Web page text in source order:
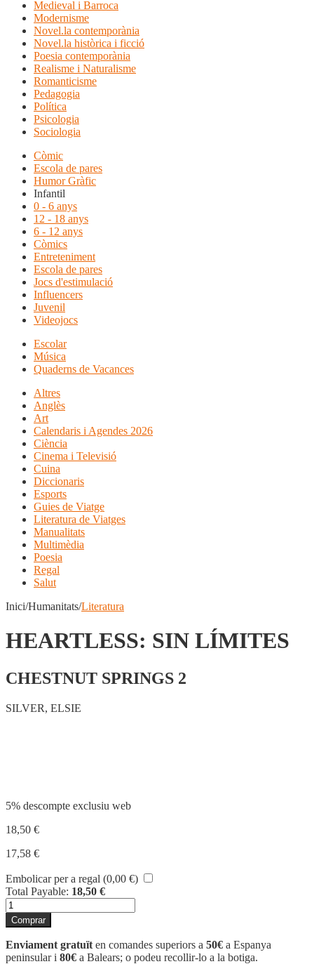
Medieval i Barroca
Modernisme
Novel.la contemporània
Novel.la històrica i ficció
Poesia contemporània
Realisme i Naturalisme
Romanticisme
Pedagogia
Política
Psicologia
Sociologia
Còmic
Escola de pares
Humor Gràfic
Infantil
0 - 6 anys
12 - 18 anys
6 - 12 anys
Còmics
Entreteniment
Escola de pares
Jocs d'estimulació
Influencers
Juvenil
Videojocs
Escolar
Música
Quaderns de Vacances
Altres
Anglès
Art
Calendaris i Agendes 2026
Ciència
Cinema i Televisió
Cuina
Diccionaris
Esports
Guies de Viatge
Literatura de Viatges
Manualitats
Multimèdia
Poesia
Regal
Salut
Inici/Humanitats/Literatura
HEARTLESS: SIN LÍMITES
CHESTNUT SPRINGS 2
SILVER, ELSIE
5% descompte exclusiu web
18,50 €
17,58 €
Embolicar per a regal (0,00 €)
Total Payable: 18,50 €
quantitat
de
HEARTLESS:
SIN
LÍMITES
Comprar
Enviament gratuït en comandes superiors a 50€ a Espanya
peninsular i 80€ a Balears; o podeu recollir-lo a la botiga.